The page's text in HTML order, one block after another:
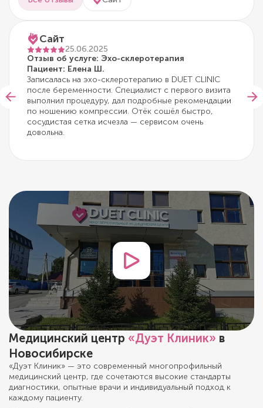
Сайт
25.06.2025
Отзыв об услуге: Эхо-склеротерапия
Пациент: Елена Ш.
Записалась на эхо-склеротерапию в DUET CLINIC
после беременности. Специалист с первого визита
выполнил процедуру, дал подробные рекомендации
по ношению компрессии. Отёк сошёл быстро,
сосудистая сетка исчезла — сервисом очень
довольна.
Медицинский центр «Дуэт Клиник» в
Новосибирске
«Дуэт Клиник» — это современный многопрофильный
медицинский центр, где сочетаются высокие стандарты
диагностики, опытные врачи и индивидуальный подход к
каждому пациенту.